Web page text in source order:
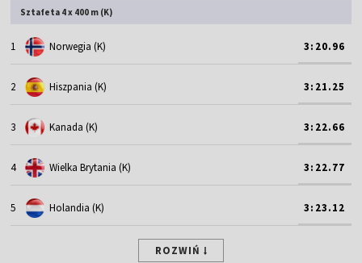
Sztafeta 4 x 400 m (K)
1 Norwegia (K) 3:20.96
2 Hiszpania (K) 3:21.25
3 Kanada (K) 3:22.66
4 Wielka Brytania (K) 3:22.77
5 Holandia (K) 3:23.12
ROZWIŃ